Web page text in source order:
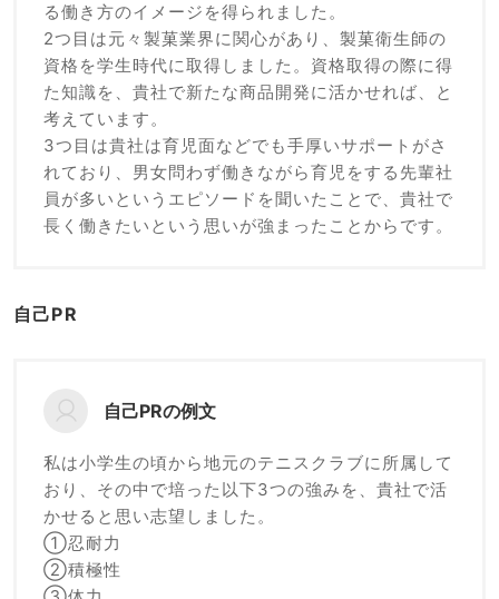
る働き方のイメージを得られました。
2つ目は元々製菓業界に関心があり、製菓衛生師の
資格を学生時代に取得しました。資格取得の際に得
た知識を、貴社で新たな商品開発に活かせれば、と
考えています。
3つ目は貴社は育児面などでも手厚いサポートがさ
れており、男女問わず働きながら育児をする先輩社
員が多いというエピソードを聞いたことで、貴社で
長く働きたいという思いが強まったことからです。
自己PR
自己PRの例文
私は小学生の頃から地元のテニスクラブに所属して
おり、その中で培った以下3つの強みを、貴社で活
かせると思い志望しました。
①忍耐力
②積極性